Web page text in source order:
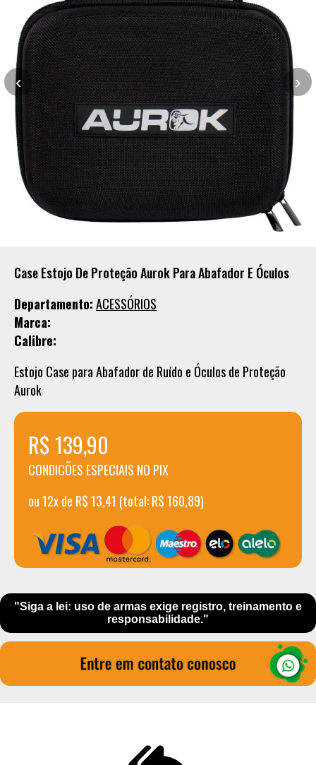
‹ ›
Case Estojo De Proteção Aurok Para Abafador E Óculos
Departamento:ACESSÓRIOS
Marca:
Calibre:
Estojo Case para Abafador de Ruído e Óculos de Proteção
Aurok
R$ 139,90
CONDICÕES ESPECIAIS NO PIX
ou 12x de R$ 13,41 (total: R$ 160,89)
"Siga a lei: uso de armas exige registro, treinamento e
responsabilidade."